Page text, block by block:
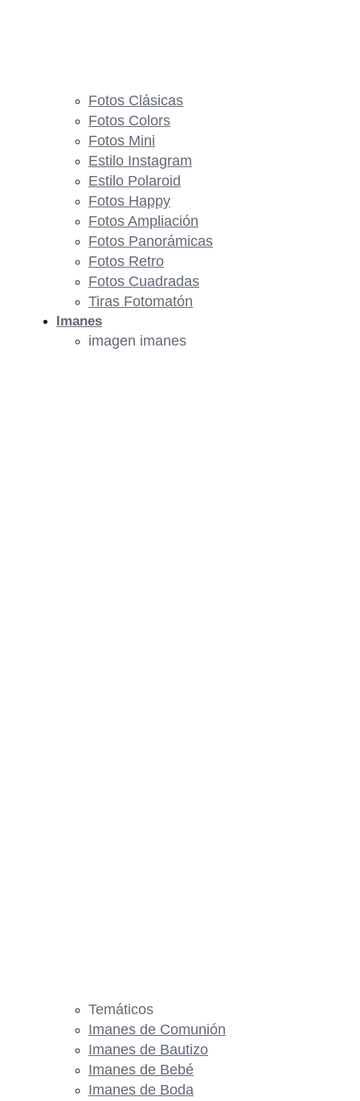
Fotos Clásicas
Fotos Colors
Fotos Mini
Estilo Instagram
Estilo Polaroid
Fotos Happy
Fotos Ampliación
Fotos Panorámicas
Fotos Retro
Fotos Cuadradas
Tiras Fotomatón
Imanes
imagen imanes
Temáticos
Imanes de Comunión
Imanes de Bautizo
Imanes de Bebé
Imanes de Boda